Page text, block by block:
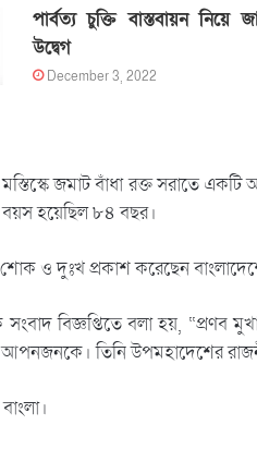
পার্বত্য চুক্তি বাস্তবায়ন নিয়ে
উদ্বেগ
December 3, 2022
জমাট বাঁধা রক্ত সরাতে একটি
হয়েছিল ৮৪ বছর।
ও দুঃখ প্রকাশ করেছেন বাংলাদেশের
বিজ্ঞপ্তিতে বলা হয়, “প্রণব
তিনি উপমহাদেশের